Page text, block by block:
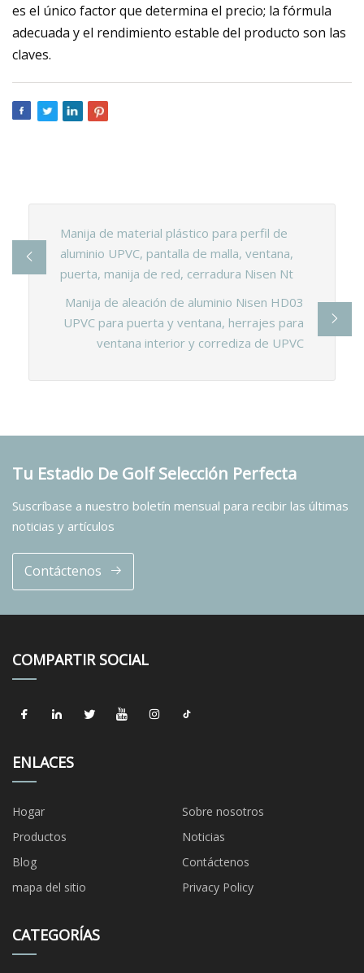
es el único factor que determina el precio; la fórmula
adecuada y el rendimiento estable del producto son las
claves.
Manija de material plástico para perfil de
aluminio UPVC, pantalla de malla, ventana,
puerta, manija de red, cerradura Nisen Nt
Manija de aleación de aluminio Nisen HD03
UPVC para puerta y ventana, herrajes para
ventana interior y corrediza de UPVC
Tu Estadio De Golf Selección Perfecta
Suscríbase a nuestro boletín mensual para recibir las últimas
noticias y artículos
Contáctenos
COMPARTIR SOCIAL
ENLACES
Hogar
Sobre nosotros
Productos
Noticias
Blog
Contáctenos
mapa del sitio
Privacy Policy
CATEGORÍAS